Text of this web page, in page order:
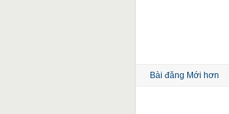
Bài đăng Mới hơn